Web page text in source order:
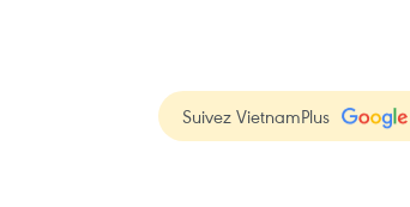
Suivez VietnamPlus